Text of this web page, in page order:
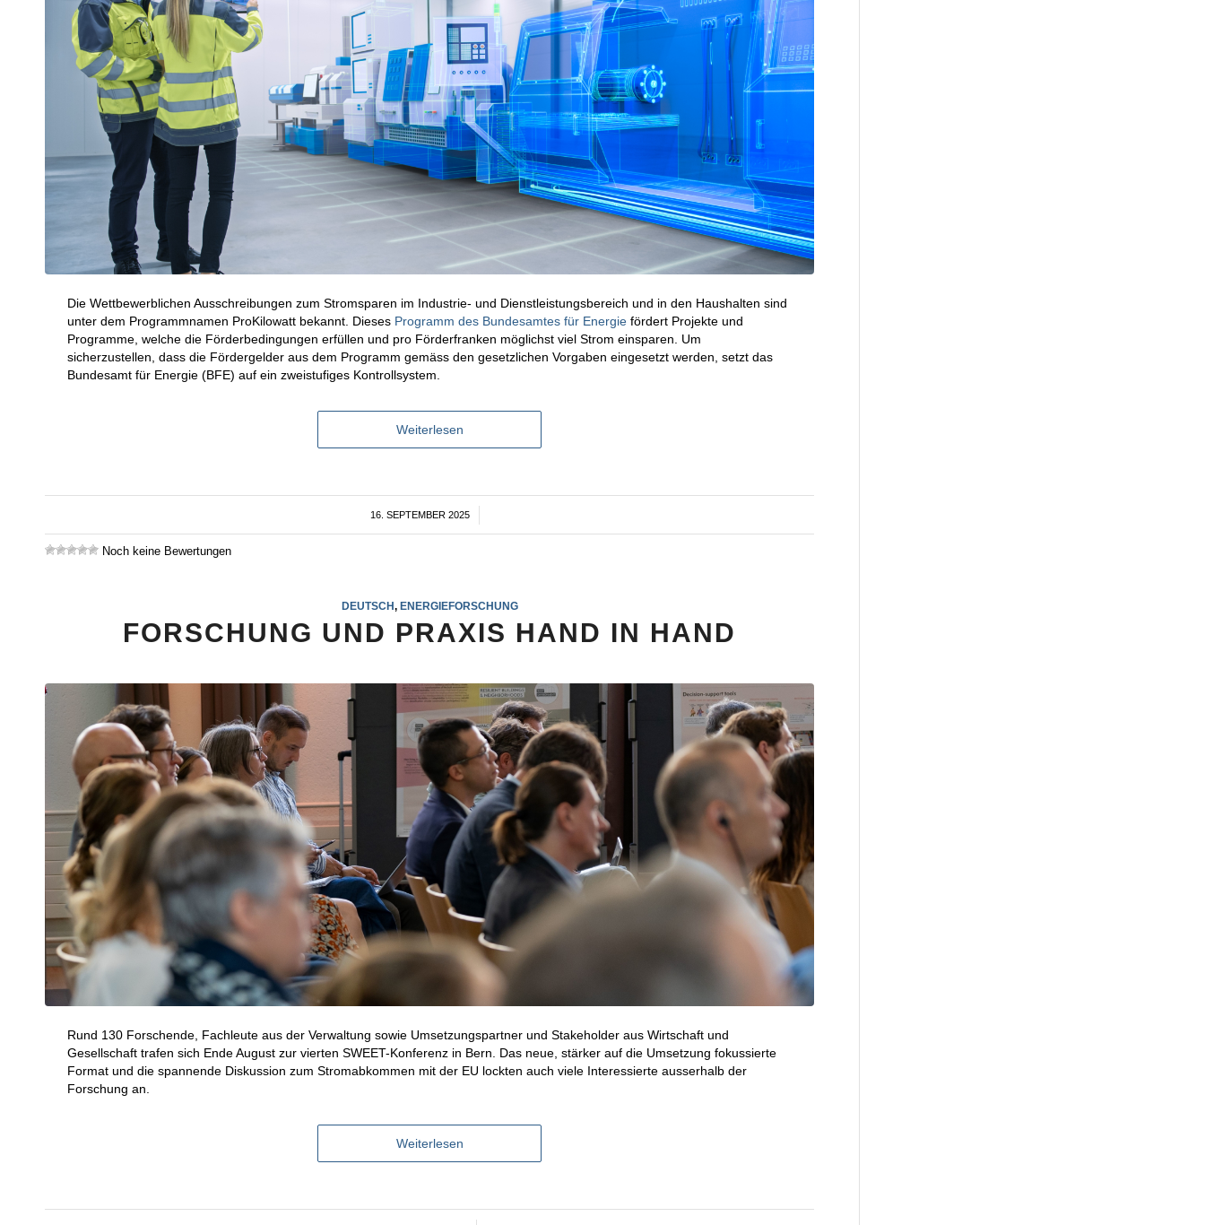
Die Wettbewerblichen Ausschreibungen zum Stromsparen im Industrie- und Dienstleistungsbereich und in den Haushalten sind
unter dem Programmnamen ProKilowatt bekannt. Dieses Programm des Bundesamtes für Energie fördert Projekte und
Programme, welche die Förderbedingungen erfüllen und pro Förderfranken möglichst viel Strom einsparen. Um
sicherzustellen, dass die Fördergelder aus dem Programm gemäss den gesetzlichen Vorgaben eingesetzt werden, setzt das
Bundesamt für Energie (BFE) auf ein zweistufiges Kontrollsystem.
Weiterlesen
16. SEPTEMBER 2025
/
Noch keine Bewertungen
DEUTSCH ENERGIEFORSCHUNG
FORSCHUNG UND PRAXIS HAND IN HAND
Rund 130 Forschende, Fachleute aus der Verwaltung sowie Umsetzungspartner und Stakeholder aus Wirtschaft und
Gesellschaft trafen sich Ende August zur vierten SWEET-Konferenz in Bern. Das neue, stärker auf die Umsetzung fokussierte
Format und die spannende Diskussion zum Stromabkommen mit der EU lockten auch viele Interessierte ausserhalb der
Forschung an.
Weiterlesen